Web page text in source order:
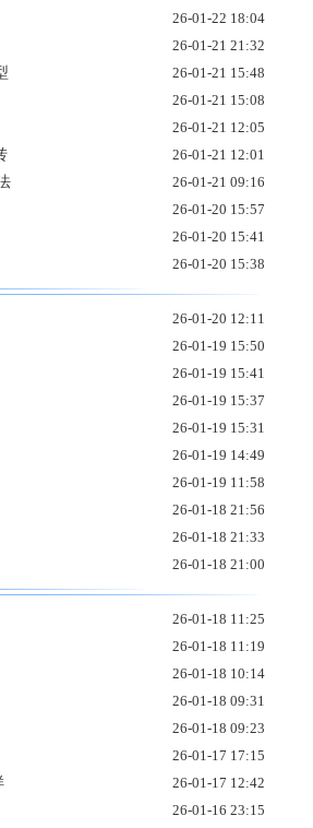
26-01-22 18:04
26-01-21 21:32
26-01-21 15:48
26-01-21 15:08
26-01-21 12:05
26-01-21 12:01
26-01-21 09:16
26-01-20 15:57
26-01-20 15:41
26-01-20 15:38
26-01-20 12:11
26-01-19 15:50
26-01-19 15:41
26-01-19 15:37
26-01-19 15:31
26-01-19 14:49
26-01-19 11:58
26-01-18 21:56
26-01-18 21:33
26-01-18 21:00
26-01-18 11:25
26-01-18 11:19
26-01-18 10:14
26-01-18 09:31
26-01-18 09:23
26-01-17 17:15
26-01-17 12:42
26-01-16 23:15